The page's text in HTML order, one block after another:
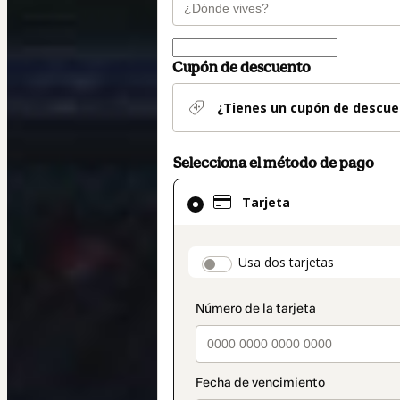
Cupón de descuento
¿Tienes un cupón de
Selecciona el método de pago
Tarjeta
Usa dos tarjetas
El
método
seleccionado
Tarjeta